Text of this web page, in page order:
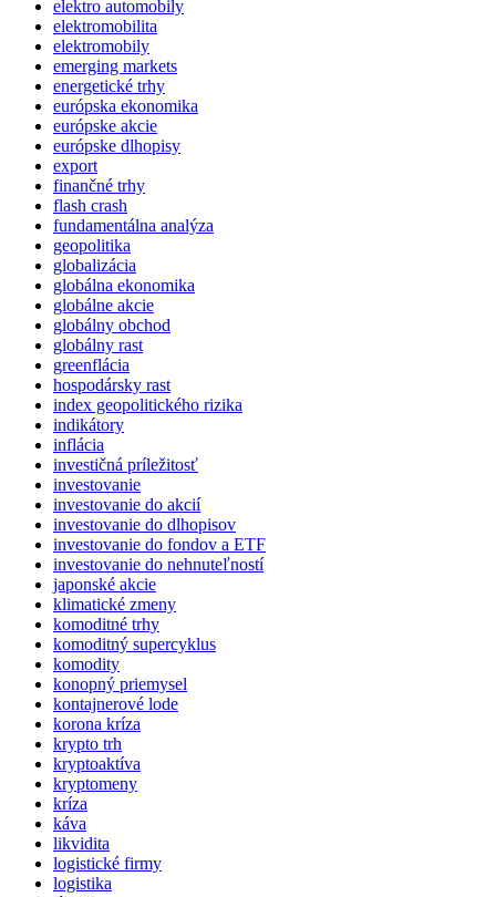
elektro automobily
elektromobilita
elektromobily
emerging markets
energetické trhy
európska ekonomika
európske akcie
európske dlhopisy
export
finančné trhy
flash crash
fundamentálna analýza
geopolitika
globalizácia
globálna ekonomika
globálne akcie
globálny obchod
globálny rast
greenflácia
hospodársky rast
index geopolitického rizika
indikátory
inflácia
investičná príležitosť
investovanie
investovanie do akcií
investovanie do dlhopisov
investovanie do fondov a ETF
investovanie do nehnuteľností
japonské akcie
klimatické zmeny
komoditné trhy
komoditný supercyklus
komodity
konopný priemysel
kontajnerové lode
korona kríza
krypto trh
kryptoaktíva
kryptomeny
kríza
káva
likvidita
logistické firmy
logistika